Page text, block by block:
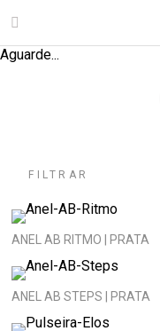
Aguarde...
FILTRAR
ANEL AB RITMO | PRATA
ANEL AB STEPS | PRATA